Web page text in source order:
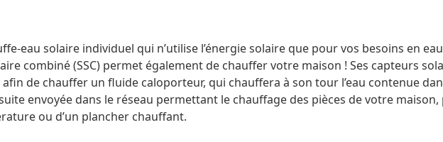
eau solaire individuel qui n’utilise l’énergie solaire que pour vos besoins en eau
combiné (SSC) permet également de chauffer votre maison ! Ses capteurs
de chauffer un fluide caloporteur, qui chauffera à son tour l’eau contenue
envoyée dans le réseau permettant le chauffage des pièces de votre maison,
ou d’un plancher chauffant.